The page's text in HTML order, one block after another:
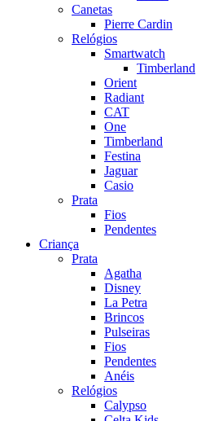
Canetas
Pierre Cardin
Relógios
Smartwatch
Timberland
Orient
Radiant
CAT
One
Timberland
Festina
Jaguar
Casio
Prata
Fios
Pendentes
Criança
Prata
Agatha
Disney
La Petra
Brincos
Pulseiras
Fios
Pendentes
Anéis
Relógios
Calypso